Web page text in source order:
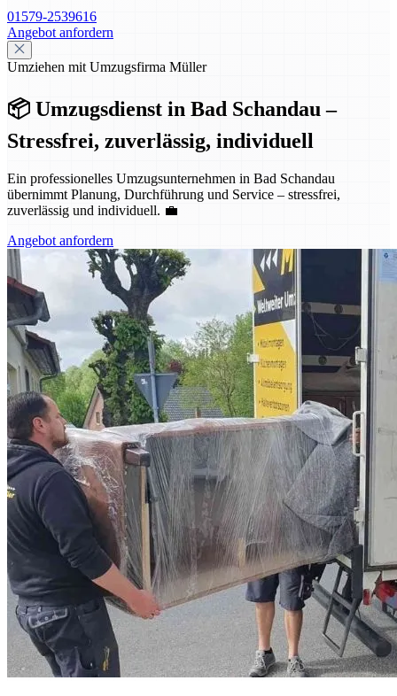
01579-2539616
Angebot anfordern
Umziehen mit Umzugsfirma Müller
📦 Umzugsdienst in Bad Schandau –
Stressfrei, zuverlässig, individuell
Ein professionelles Umzugsunternehmen in Bad Schandau
übernimmt Planung, Durchführung und Service – stressfrei,
zuverlässig und individuell. 💼
Angebot anfordern